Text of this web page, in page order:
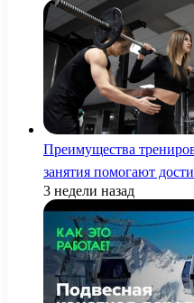
Преимущества
занятия помогают
3 недели назад